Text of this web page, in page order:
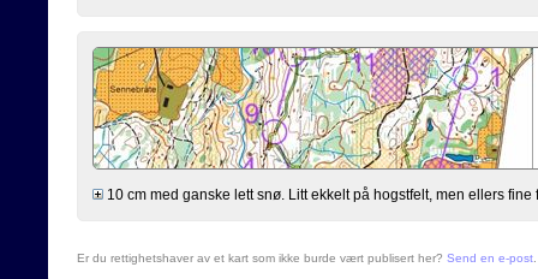
10 cm med ganske lett snø. Litt ekkelt på hogstfelt, men ellers
Er du rettighetshaver av et kart som ikke burde vært publisert her? Send en e-post